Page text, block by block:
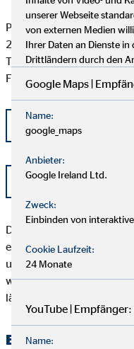
Postfach 101424
20009 Hamburg
Tel: +49 (0) 40 -696 508
Fax: +49 (0) 40 - 696 508
www.schlichtung-
Der Kunde sollte
erst angerufen werden
unser Unternehmen nicht
werden konnte, oder
länger als zwei Monate
Erklärung über
unserer Webseite
von externen Medien
Ihrer Daten an Dienste
Drittländern durch den
Google Maps |
Name:
google_maps
Anbieter:
Google Ireland Ltd.
Zweck:
Einbinden von
Cookie Laufzeit:
24 Monate
YouTube |
Name: